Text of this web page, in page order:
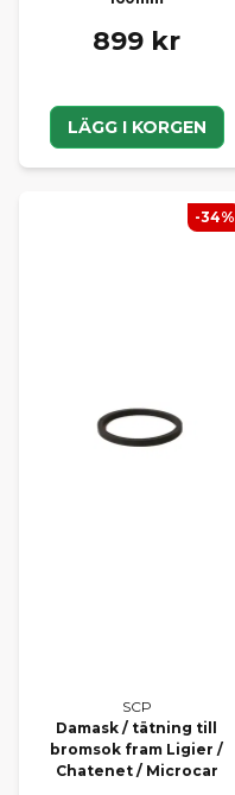
899 kr
LÄGG I KORGEN
SCP
Damask / tätning till
bromsok fram Ligier /
Chatenet / Microcar
-34%